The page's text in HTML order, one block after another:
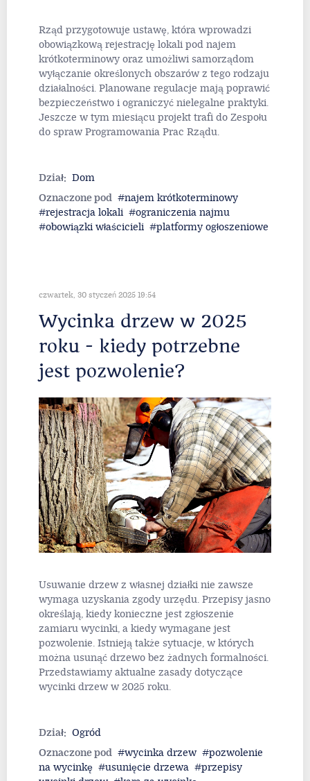
Rząd przygotowuje ustawę, która wprowadzi
obowiązkową rejestrację lokali pod najem
krótkoterminowy oraz umożliwi samorządom
wyłączanie określonych obszarów z tego rodzaju
działalności. Planowane regulacje mają poprawić
bezpieczeństwo i ograniczyć nielegalne praktyki.
Jeszcze w tym miesiącu projekt trafi do Zespołu
do spraw Programowania Prac Rządu.
Dział: Dom
Oznaczone pod
najem krótkoterminowy
rejestracja lokali
ograniczenia najmu
obowiązki właścicieli
platformy ogłoszeniowe
czwartek, 30 styczeń 2025 19:54
Wycinka drzew w 2025
roku - kiedy potrzebne
jest pozwolenie?
Usuwanie drzew z własnej działki nie zawsze
wymaga uzyskania zgody urzędu. Przepisy jasno
określają, kiedy konieczne jest zgłoszenie
zamiaru wycinki, a kiedy wymagane jest
pozwolenie. Istnieją także sytuacje, w których
można usunąć drzewo bez żadnych formalności.
Przedstawiamy aktualne zasady dotyczące
wycinki drzew w 2025 roku.
Dział: Ogród
Oznaczone pod
wycinka drzew
pozwolenie
na wycinkę
usunięcie drzewa
przepisy